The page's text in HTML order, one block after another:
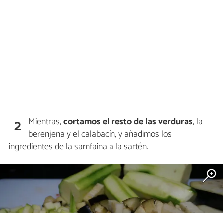
2 Mientras,cortamos el resto de las verduras, la
berenjena y el calabacín, y añadimos los
ingredientes de la samfaina a la sartén.